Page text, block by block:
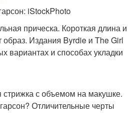
iStockPhoto
прическа. Короткая длина и
Издания Byrdie и The Girl
вариантах и способах укладки
стрижка с объемом на макушке.
Отличительные черты